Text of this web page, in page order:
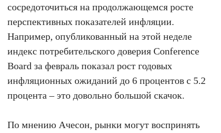
сосредоточиться на продолжающемся росте
перспективных показателей инфляции.
Например, опубликованный на этой неделе
индекс потребительского доверия Conference
Board за февраль показал рост годовых
инфляционных ожиданий до 6 процентов с 5.2
процента – это довольно большой скачок.
По мнению Ачесон, рынки могут воспринять